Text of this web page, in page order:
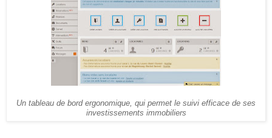
Un tableau de bord ergonomique, qui permet le suivi efficace de ses
investissements immobiliers